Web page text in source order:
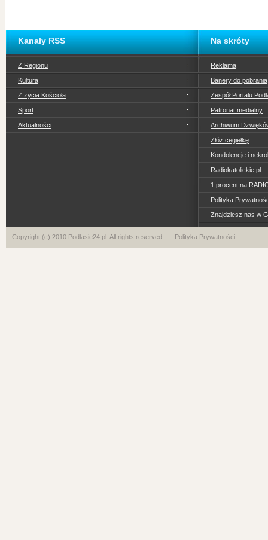
Kanały RSS
Z Regionu
Kultura
Z życia Kościoła
Sport
Aktualności
Na skróty
Reklama
Banery do pobrania
Zespół Portalu
Patronat medialny
Archiwum
Złóż cegiełkę
Kondolencje i
Radiokatolickie.pl
1 procent na
Polityka
Znajdziesz nas w
Copyright (c) 2010 Podlasie24.pl. All rights reserved Polityka Prywatności